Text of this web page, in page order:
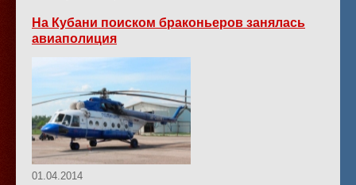
На Кубани поиском браконьеров занялась
авиаполиция
01.04.2014